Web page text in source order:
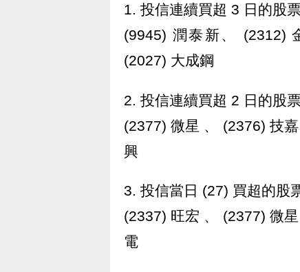
1. 投信連續買超 3 日的股票
(9945) 潤泰新、
(2027) 大成鋼
2. 投信連續買超 2 日的股票
(2377) 微星 、 (2376) 技
興
3. 投信當日 (27) 買超的股
(2337) 旺宏 、 (2377) 微
電